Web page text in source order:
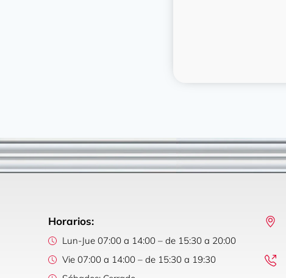
Horarios:
Lun-Jue 07:00 a 14:00 – de 15:30 a 20:00
Vie 07:00 a 14:00 – de 15:30 a 19:30